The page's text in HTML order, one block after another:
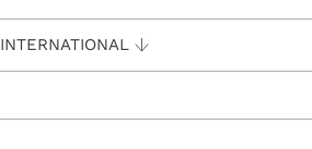
INTERNATIONAL